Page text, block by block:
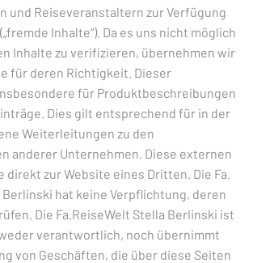
und Reiseveranstaltern zur Verfügung
Inhalte“). Da es uns nicht möglich
Inhalte zu verifizieren, übernehmen wir
für deren Richtigkeit. Dieser
für Produktbeschreibungen
Dies gilt entsprechend für in der
Weiterleitungen zu den
anderer Unternehmen. Diese externen
direkt zur Website eines Dritten. Die Fa.
Berlinski hat keine Verpflichtung, deren
Die Fa.ReiseWelt Stella Berlinski ist
verantwortlich, noch übernimmt
von Geschäften, die über diese Seiten